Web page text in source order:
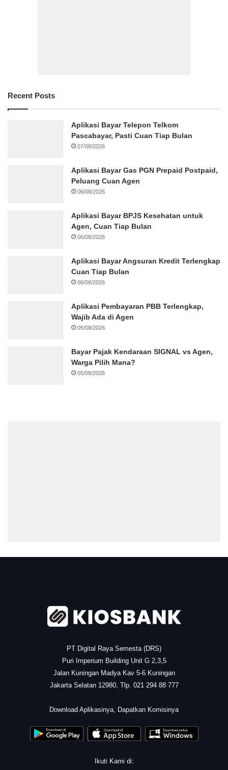
Recent Posts
Aplikasi Bayar Telepon Telkom
Pascabayar, Pasti Cuan Tiap Bulan
07/08/2026
Aplikasi Bayar Gas PGN Prepaid Postpaid,
Peluang Cuan Agen
06/08/2026
Aplikasi Bayar BPJS Kesehatan untuk
Agen, Cuan Tiap Bulan
06/08/2026
Aplikasi Bayar Angsuran Kredit Terlengkap
Cuan Tiap Bulan
06/08/2026
Aplikasi Pembayaran PBB Terlengkap,
Wajib Ada di Agen
05/08/2026
Bayar Pajak Kendaraan SIGNAL vs Agen,
Warga Pilih Mana?
05/08/2026
PT Digital Raya Semesta (DRS)
Puri Imperium Building Unit G 2,3,5
Jalan Kuningan Madya Kav 5-6 Kuningan
Jakarta Selatan 12980, Tlp. 021 294 88 777
Download Aplikasinya, Dapatkan Komisinya
Ikuti Kami di: